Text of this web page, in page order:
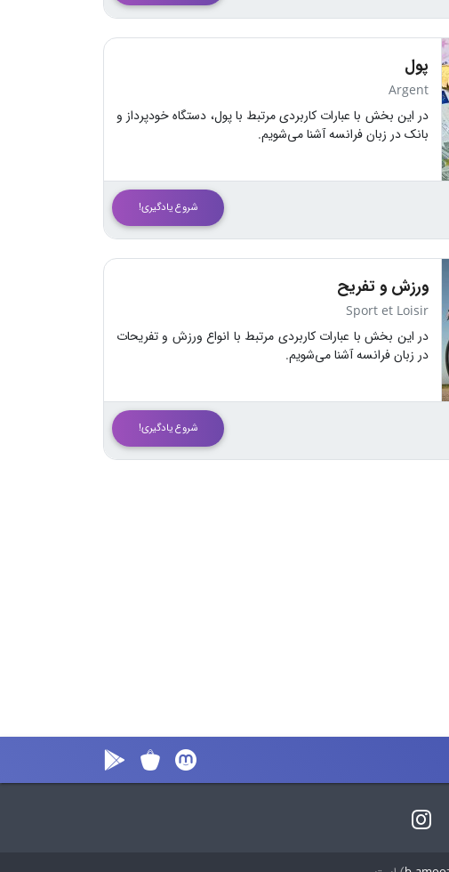
پول
Argent
در این بخش با عبارات کاربردی مرتبط با پول، دستگاه خودپرداز و
بانک در زبان فرانسه آشنا می‌شویم.
شروع یادگیری!
ورزش و تفریح
Sport et Loisir
در این بخش با عبارات کاربردی مرتبط با انواع ورزش و تفریحات
در زبان فرانسه آشنا می‌شویم.
شروع یادگیری!